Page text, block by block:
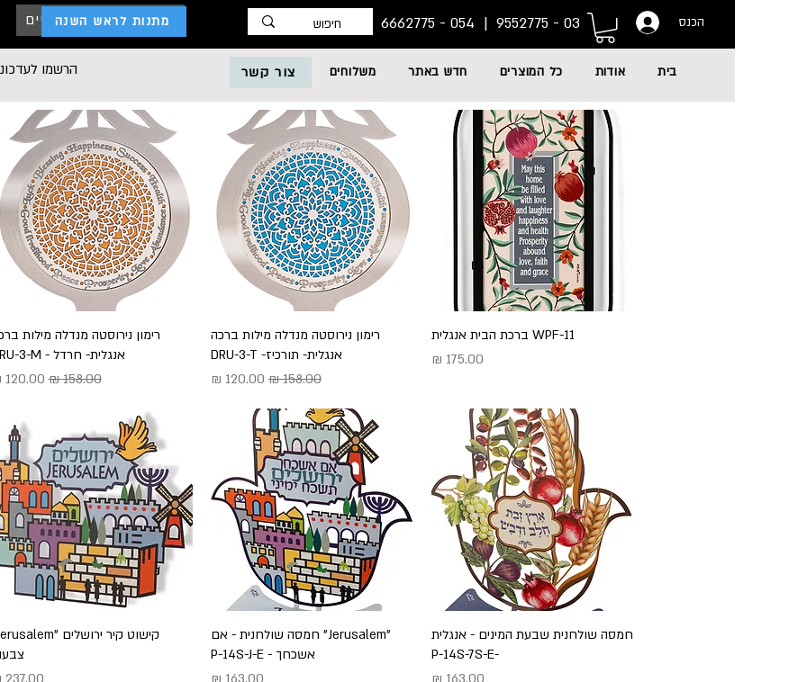
כניסת לקוחות עסקיים הכנס 03 - 9552775 | מתנות לראש השנה
הרשמו בית אודות כל המוצרים חדש באתר משלוחים צור קשר
תצוגה מהירה
WPF-11 ברכת הבית אנגלית
מחיר
תצוגה מהירה
רימון נירוסטה מנדלה מילות ברכה
אנגלית- תורכיז- DRU-3-T
מחיר רגיל מחיר מבצע
תצוגה מהירה
רימון נירוסטה מנדלה מילות
אנגלית- חרדל - DRU-3-M
מחיר רגיל‏158.00 ‏₪ מחיר
תצוגה מהירה
חמסה שולחנית שבעת המינים - אנגלית
-P-14S-7S-E
מחיר
תצוגה מהירה
"Jerusalem" חמסה שולחנית - אם
אשכחך - P-14S-J-E
מחיר
תצוגה מהירה
מחיר